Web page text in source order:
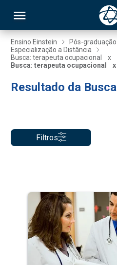
Ensino Einstein Pós-graduação
Especialização a Distância
Busca: terapeuta ocupacional
x
Busca: terapeuta ocupacional
x
Resultado da Busca
Filtros